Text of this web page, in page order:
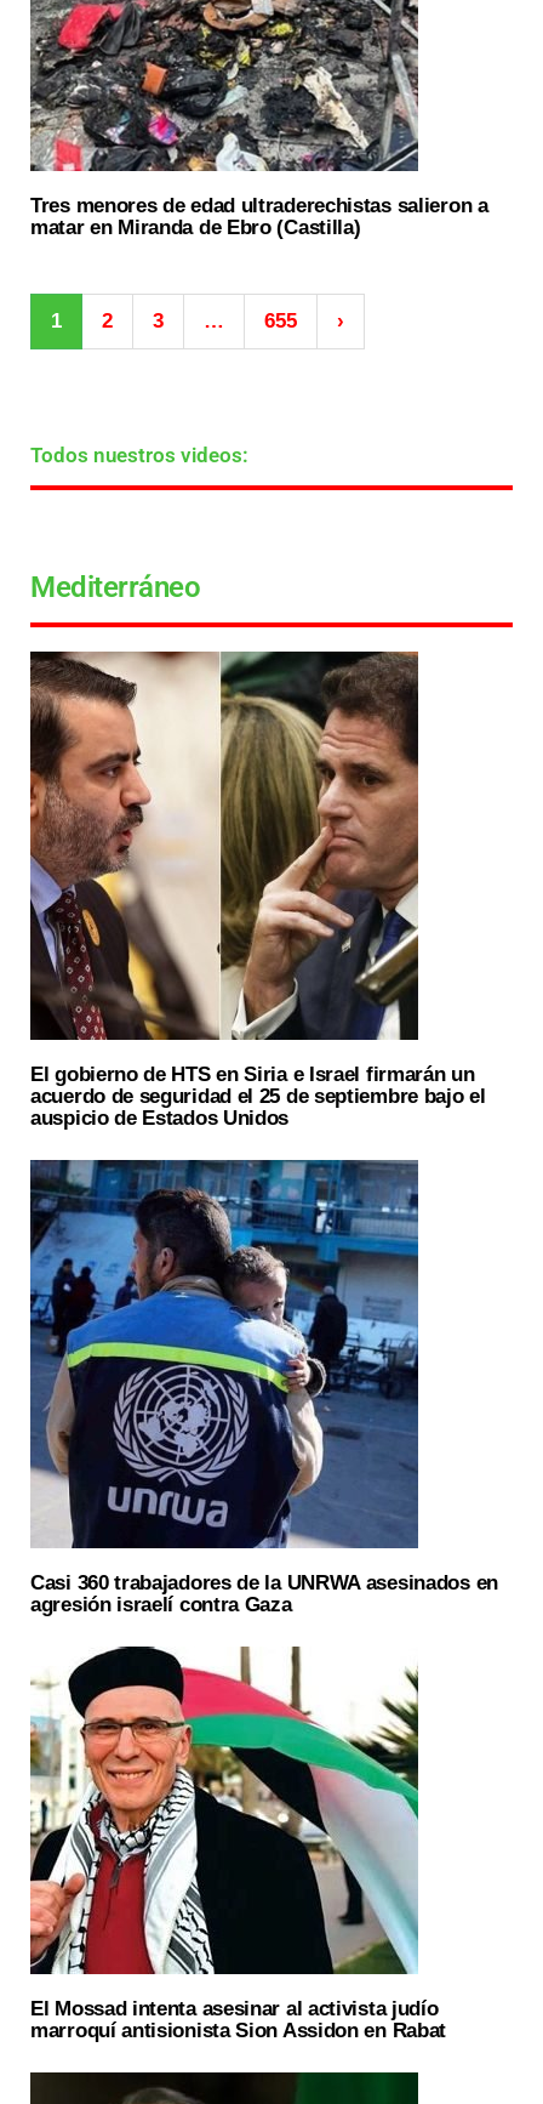
Tres menores de edad ultraderechistas salieron a
matar en Miranda de Ebro (Castilla)
1 2 3 … 655 ›
Todos nuestros videos:
Mediterráneo
El gobierno de HTS en Siria e Israel firmarán un
acuerdo de seguridad el 25 de septiembre bajo el
auspicio de Estados Unidos
Casi 360 trabajadores de la UNRWA asesinados en
agresión israelí contra Gaza
El Mossad intenta asesinar al activista judío
marroquí antisionista Sion Assidon en Rabat